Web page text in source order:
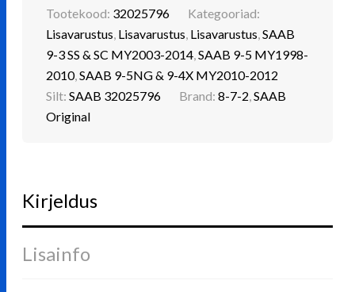
Tootekood: 32025796
Kategooriad:
Lisavarustus Lisavarustus Lisavarustus ,SAAB
9-3 SS & SC MY2003-2014 ,SAAB 9-5 MY1998-
2010,SAAB 9-5NG & 9-4X MY2010-2012
Silt:SAAB 32025796 Brand:8-7-2 ,SAAB
Original
Kirjeldus
Lisainfo